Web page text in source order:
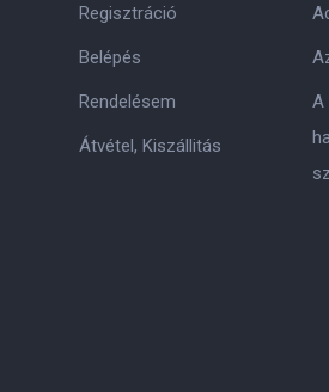
Regisztráció
Belépés
Rendelésem
Átvétel, Kiszállitás
A